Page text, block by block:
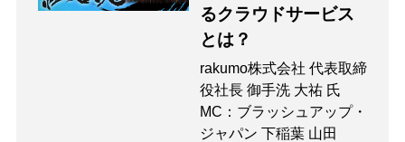
るクラウドサービス
とは？
rakumo株式会社 代表取締
役社長 御手洗 大祐 氏
MC：ブラッシュアップ・
ジャパン 下稲葉 山田